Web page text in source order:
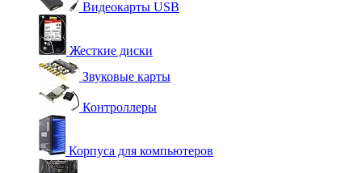
Видеокарты USB
Жесткие диски
Звуковые карты
Контроллеры
Корпуса для компьютеров